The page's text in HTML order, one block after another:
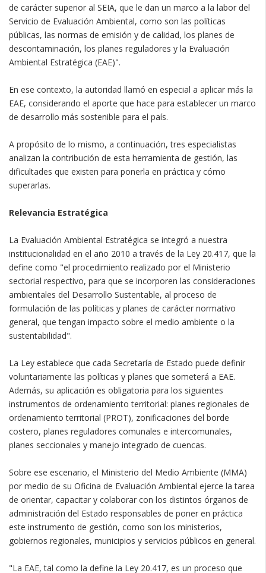
de carácter superior al SEIA, que le dan un marco a la labor del
Servicio de Evaluación Ambiental, como son las políticas
públicas, las normas de emisión y de calidad, los planes de
descontaminación, los planes reguladores y la Evaluación
Ambiental Estratégica (EAE)".
En ese contexto, la autoridad llamó en especial a aplicar más la
EAE, considerando el aporte que hace para establecer un marco
de desarrollo más sostenible para el país.
A propósito de lo mismo, a continuación, tres especialistas
analizan la contribución de esta herramienta de gestión, las
dificultades que existen para ponerla en práctica y cómo
superarlas.
Relevancia Estratégica
La Evaluación Ambiental Estratégica se integró a nuestra
institucionalidad en el año 2010 a través de la Ley 20.417, que la
define como "el procedimiento realizado por el Ministerio
sectorial respectivo, para que se incorporen las consideraciones
ambientales del Desarrollo Sustentable, al proceso de
formulación de las políticas y planes de carácter normativo
general, que tengan impacto sobre el medio ambiente o la
sustentabilidad".
La Ley establece que cada Secretaría de Estado puede definir
voluntariamente las políticas y planes que someterá a EAE.
Además, su aplicación es obligatoria para los siguientes
instrumentos de ordenamiento territorial: planes regionales de
ordenamiento territorial (PROT), zonificaciones del borde
costero, planes reguladores comunales e intercomunales,
planes seccionales y manejo integrado de cuencas.
Sobre ese escenario, el Ministerio del Medio Ambiente (MMA)
por medio de su Oficina de Evaluación Ambiental ejerce la tarea
de orientar, capacitar y colaborar con los distintos órganos de
administración del Estado responsables de poner en práctica
este instrumento de gestión, como son los ministerios,
gobiernos regionales, municipios y servicios públicos en general.
"La EAE, tal como la define la Ley 20.417, es un proceso que